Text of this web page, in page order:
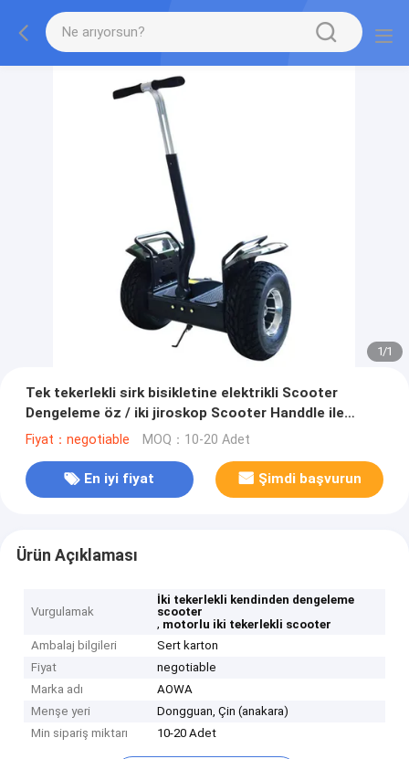
1/1
Tek tekerlekli sirk bisikletine elektrikli Scooter
Dengeleme öz / iki jiroskop Scooter Handdle ile
tekerlek
Fiyat：negotiable MOQ：10-20 Adet
En iyi fiyat Şimdi başvurun
Ürün Açıklaması
Vurgulamak
İki tekerlekli kendinden dengeleme
scooter
, motorlu iki tekerlekli scooter
Ambalaj bilgileri
Sert karton
Fiyat
negotiable
Marka adı
AOWA
Menşe yeri
Dongguan, Çin (anakara)
Min sipariş miktarı
10-20 Adet